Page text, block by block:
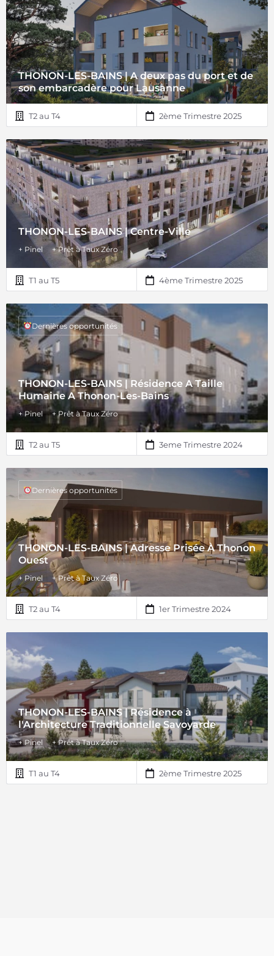
THONON-LES-BAINS | A deux pas du port et de
son embarcadère pour Lausanne
T2 au T4 2ème Trimestre 2025
THONON-LES-BAINS | Centre-Ville
+ Pinel + Prêt à Taux Zéro
T1 au T5 4ème Trimestre 2025
THONON-LES-BAINS | Résidence A Taille
Humaine A Thonon-Les-Bains
+ Pinel + Prêt à Taux Zéro
Dernières opportunités
T2 au T5 3eme Trimestre 2024
THONON-LES-BAINS | Adresse Prisée À Thonon
Ouest
+ Pinel + Prêt à Taux Zéro
Dernières opportunités
T2 au T4 1er Trimestre 2024
THONON-LES-BAINS | Résidence à
l'Architecture Traditionnelle Savoyarde
+ Pinel + Prêt à Taux Zéro
T1 au T4 2ème Trimestre 2025